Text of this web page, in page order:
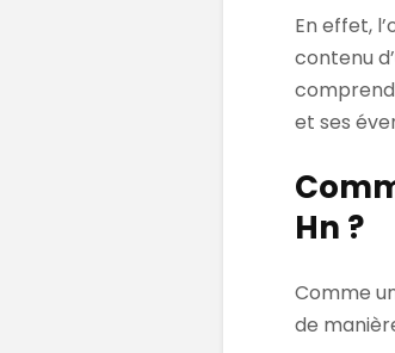
En effet,
contenu
et ses
Hn ?
Comme
de